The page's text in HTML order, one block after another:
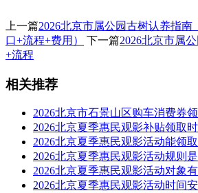
上一篇2026北京市属公园古树认养指南
口+流程+费用）
下一篇2026北京市属
+流程
相关推荐
2026北京市石景山区购车消费券
2026北京夏季惠民观影补贴领取
2026北京夏季惠民观影活动能领
2026北京夏季惠民观影活动规则
2026北京夏季惠民观影活动对象
2026北京夏季惠民观影活动时间